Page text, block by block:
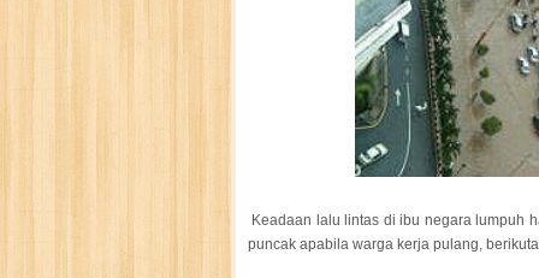
Keadaan lalu lintas di ibu negara lumpuh
puncak apabila warga kerja pulang,